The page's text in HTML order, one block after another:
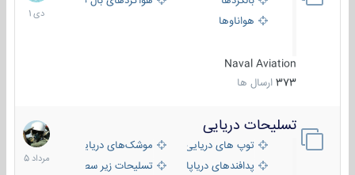
هواناوها
Naval Aviation
373 ارسال ها
1401
تسلیحات دریایی
توپ های دریایی
موشک‌های دریایی
پدافندهای دریاپایه
تسلیحات زیر سطحی
2
مرداد
1405